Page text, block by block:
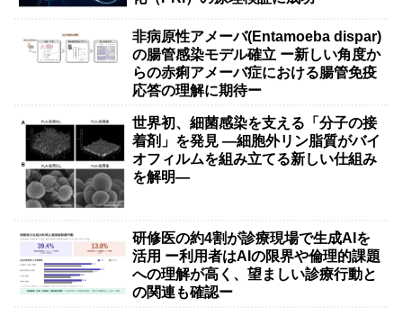
非病原性アメーバ(Entamoeba dispar)
の腸管感染モデル確立 ー新しい角度か
らの赤痢アメーバ症における腸管免疫
応答の理解に期待ー
世界初、細菌感染を支える「分子の接
着剤」を発見 ―細胞外リン脂質がバイ
オフィルムを組み立てる新しい仕組み
を解明―
研修医の約4割が診療現場で生成AIを
活用 ー利用者はAIの限界や倫理的課題
への理解が高く、望ましい診療行動と
の関連も確認ー